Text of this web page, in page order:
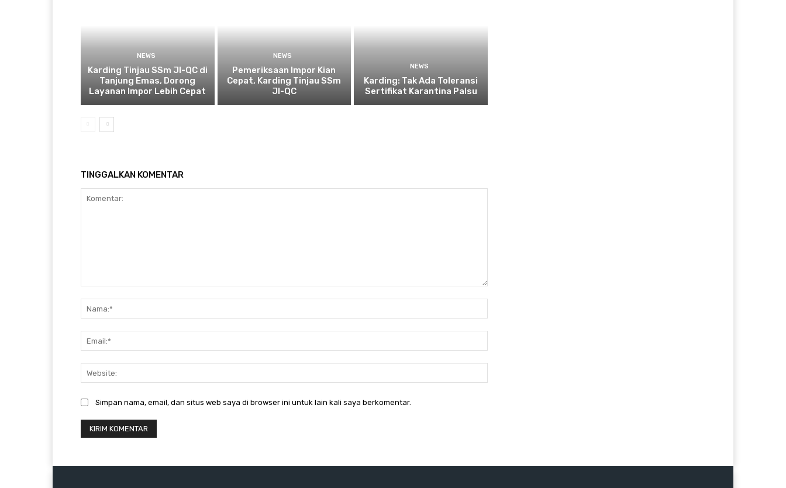
NEWS
Karding Tinjau SSm JI-QC di
Tanjung Emas, Dorong
Layanan Impor Lebih Cepat
NEWS
Pemeriksaan Impor Kian
Cepat, Karding Tinjau SSm
JI-QC
NEWS
Karding: Tak Ada Toleransi
Sertifikat Karantina Palsu
TINGGALKAN KOMENTAR
Simpan nama, email, dan situs web saya di browser ini untuk lain kali saya berkomentar.